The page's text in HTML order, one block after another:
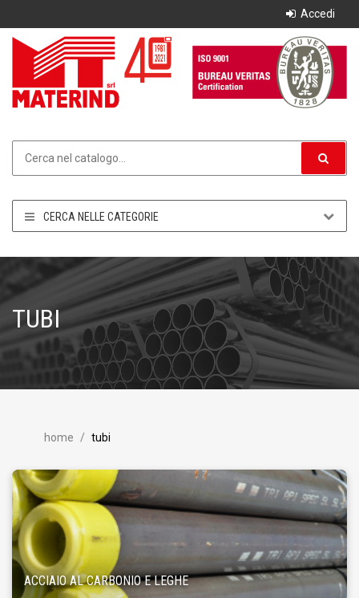
Accedi
CERCA NELLE CATEGORIE
TUBI
home tubi
ACCIAIO AL CARBONIO E LEGHE